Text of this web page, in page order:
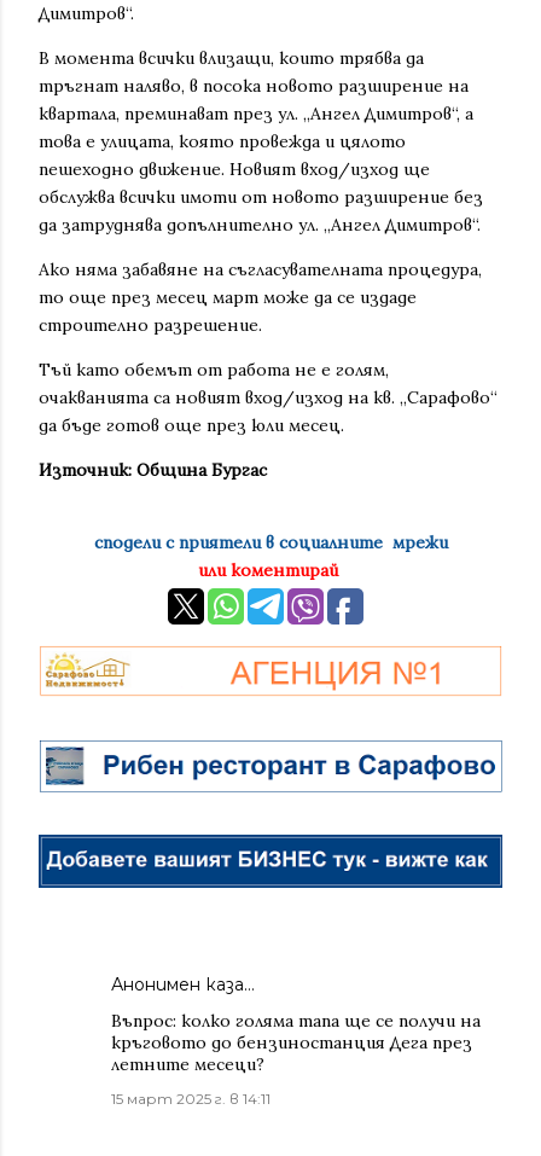
Димитров“.
В момента всички влизащи, които трябва да
тръгнат наляво, в посока новото разширение на
квартала, преминават през ул. „Ангел Димитров“, а
това е улицата, която провежда и цялото
пешеходно движение. Новият вход/изход ще
обслужва всички имоти от новото разширение без
да затруднява допълнително ул. „Ангел Димитров“.
Ако няма забавяне на съгласувателната процедура,
то още през месец март може да се издаде
строително разрешение.
Тъй като обемът от работа не е голям,
очакванията са новият вход/изход на кв. „Сарафово“
да бъде готов още през юли месец.
Източник: Община Бургас
сподели с приятели в социалните мрежи
или коментирай
Анонимен каза…
Въпрос: колко голяма тапа ще се получи на
кръговото до бензиностанция Дега през
летните месеци?
15 март 2025 г. в 14:11